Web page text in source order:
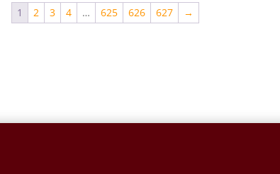
1 2 3 4 … 625 626 627 →